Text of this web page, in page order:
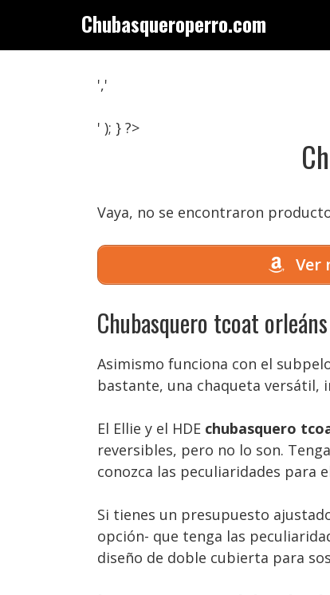
contenido
Chubasqueroperro.com
','
' ); } ?>
Vaya, no se encontraron
Ver
Chubasquero tcoat
Asimismo funciona con el
bastante, una chaqueta versátil,
El Ellie y el HDE chubasquero
reversibles, pero no lo son.
conozca las peculiaridades para
Si tienes un presupuesto
opción- que tenga las
diseño de doble cubierta para